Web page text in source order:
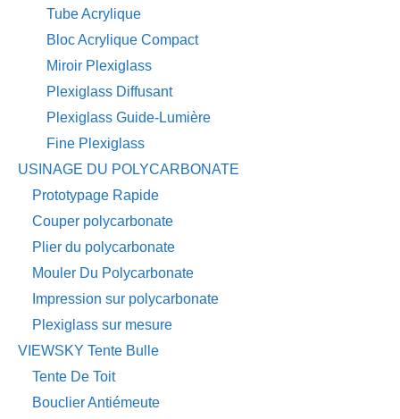
Tube Acrylique
Bloc Acrylique Compact
Miroir Plexiglass
Plexiglass Diffusant
Plexiglass Guide-Lumière
Fine Plexiglass
USINAGE DU POLYCARBONATE
Prototypage Rapide
Couper polycarbonate
Plier du polycarbonate
Mouler Du Polycarbonate
Impression sur polycarbonate
Plexiglass sur mesure
VIEWSKY Tente Bulle
Tente De Toit
Bouclier Antiémeute